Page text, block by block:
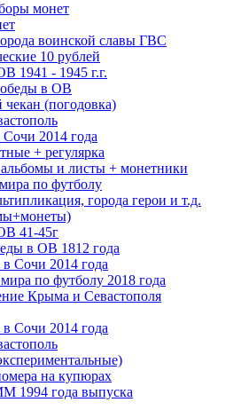
монет
воинской славы ГВС
10 рублей
1941 - 1945 г.г.
в ОВ
чекан (погодовка)
2014 года
+ регулярка
и листы + монетники
по футболу
города герои и т.д.
41-45г
в ОВ 1812 года
Сочи 2014 года
по футболу 2018 года
Крыма и Севастополя
Сочи 2014 года
на купюрах
1994 года выпуска